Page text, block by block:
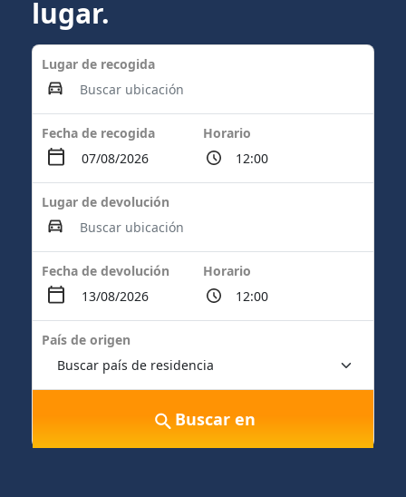
lugar.
Lugar de recogida
Fecha de recogida Horario
Lugar de devolución
Fecha de devolución Horario
País de origen
Buscar en